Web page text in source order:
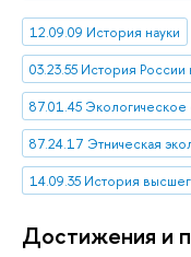
12.09.09 История науки
03.23.55 История
87.01.45
87.24.17 Этническая
Достижения и